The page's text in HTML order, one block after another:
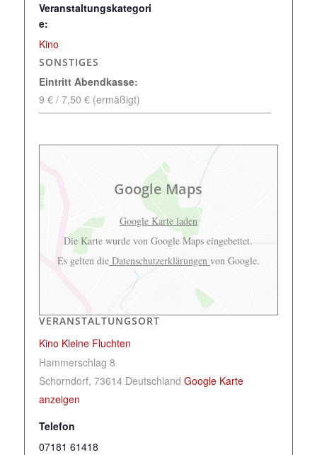
Veranstaltungskategori
e:
Kino
SONSTIGES
Eintritt Abendkasse:
9 € / 7,50 € (ermäßigt)
VERANSTALTUNGSORT
Kino Kleine Fluchten
Hammerschlag 8
Schorndorf, 73614 Deutschland Google Karte
anzeigen
Telefon
07181 61418
Google Maps
Google Karte laden
Die Karte wurde von Google Maps eingebettet.
Es gelten dieDatenschutzerklärungen von Google.